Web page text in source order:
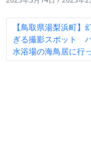
【鳥取県湯梨浜町】
ぎる撮影スポット
水浴場の海鳥居に行